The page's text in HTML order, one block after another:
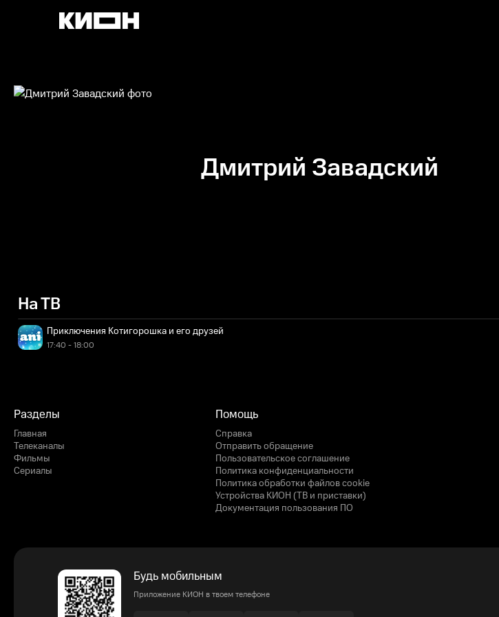
Дмитрий Завадский
На ТВ
Приключения Котигорошка и его друзей
17:40 - 18:00
Разделы
Главная
Телеканалы
Фильмы
Сериалы
Помощь
Справка
Отправить обращение
Пользовательское соглашение
Политика конфиденциальности
Политика обработки файлов cookie
Устройства КИОН (ТВ и приставки)
Документация пользования ПО
Будь мобильным
Приложение КИОН в твоем телефоне